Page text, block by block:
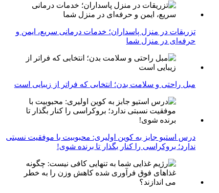
تزریقات در منزل پاسداران؛ خدمات درمانی سریع، ایمن و
حرفه‌ای در منزل شما
مبل راحتی و سلامت بدن؛ انتخابی که فراتر از زیبایی است
درس استیو جابز به کوین اولیری: محبوبیت با موفقیت نسبتی
ندارد؛ بروکراسی را کنار بگذار تا برنده شوی!